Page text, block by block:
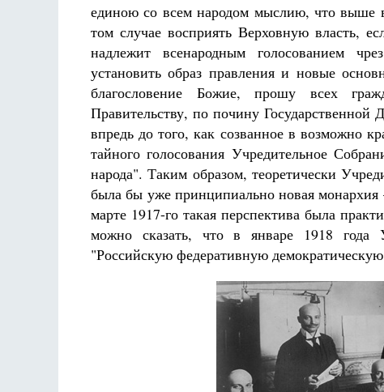
единою со всем народом мыслию, что выше
том случае восприять Верховную власть,
надлежит всенародным голосованием
установить образ правления и новые
благословение Божие, прошу всех
Правительству, по почину
впредь до того, как созванное в возможно
тайного голосования Учредительное
народа". Таким образом, теоретически
была бы уже принципиально новая
марте 1917-го такая перспектива была
можно сказать, что в январе 1918 года
"Российскую федеративную